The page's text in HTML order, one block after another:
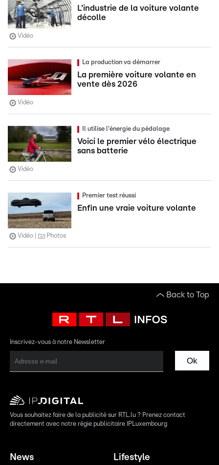
L'industrie de la voiture volante
décolle
Vidéo
La production va démarrer
La première voiture volante en
vente dès 2026
Vidéo
Il utilise l'énergie du pédalage
Voici le premier vélo électrique
sans batterie
Vidéo
Premier test réussi
Enfin une vraie voiture volante
Vidéo Photos
Back to Top
Inscrivez-vous à notre Newsletter
Ok
Vous souhaitez faire de la publicité sur RTL.lu ? Prenez contact
directement avec notre régie publicitaire IPLuxembourg
News Lifestyle